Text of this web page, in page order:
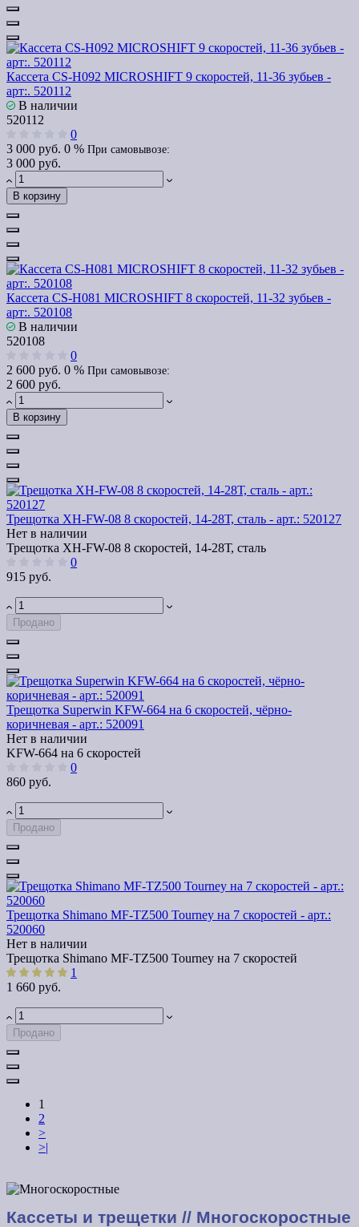
Кассета CS-H092 MICROSHIFT 9 скоростей, 11-36 зубьев -
арт:. 520112
В наличии
520112
0
3 000 руб. 0 % При самовывозе:
3 000 руб.
В корзину
Кассета CS-H081 MICROSHIFT 8 скоростей, 11-32 зубьев -
арт:. 520108
В наличии
520108
0
2 600 руб. 0 % При самовывозе:
2 600 руб.
В корзину
Трещотка XH-FW-08 8 скоростей, 14-28Т, сталь - арт.: 520127
Нет в наличии
Трещотка XH-FW-08 8 скоростей, 14-28Т, сталь
0
915 руб.
Продано
Трещотка Superwin KFW-664 на 6 скоростей, чёрно-
коричневая - арт.: 520091
Нет в наличии
KFW-664 на 6 скоростей
0
860 руб.
Продано
Трещотка Shimano MF-TZ500 Tourney на 7 скоростей - арт.:
520060
Нет в наличии
Трещотка Shimano MF-TZ500 Tourney на 7 скоростей
1
1 660 руб.
Продано
1
2
>
>|
Кассеты и трещетки // Многоскоростные